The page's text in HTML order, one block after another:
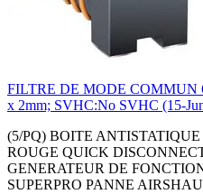
FILTRE DE MODE COMMUN
x 2mm; SVHC:No SVHC (15-
(5/PQ) BOITE ANTISTATIQUE JAUNE CD DE FORMATION HEADTORCH - LEADACID CONTACTOR 3PST-NO,240VAC,32A,DIN RAIL Continuity Tester 18C2273 THERMOMETRE INFRA-ROUGE QUICK DISCONNECT CABLE,M12,4POS,R/A AFFICH. A LED 4 CARACTERES 3.8MM ROUGE AFFICH. A LED4 CARACTERES 3.8MM VERT AMPLIFICATEUR LARGE BANDE GENERATEUR DE FONCTIONS TG550 GENERATEUR DE FONCTIONS TG1010 THERMOMETRE DIGITAL PANNE 1MM SUPERPRO PANNE 3.2MM SUPERPRO PANNE 4.8MM SUPERPRO PANNE AIRSHAUD SUPERPRO PANNE 1MM SUPERPRO PANNE 3.2MM SUPERPRO PANNE 4.8MM SUPERPRO PANNE SUPERPRO MANOMETRE 130 BARS FICHE FEMELLE 8P FICHE FEMELLE 14P EMBASE MALE 5P EMBASE MALE 8P CALIBRATOR,4-20MA EMBASE MALE 14P HANGING SCALE,50KG CALIBRATION WEIGHT,M1,2G CALIBRATION WEIGHT,M1,20G CAPUCHON SERIE CM CALIBRATION WEIGHT,M1,500G CALIBRATION WEIGHT,M1,1KG CALIBRATION WEIGHT,M1,2KG CALIBRATION WEIGHT,M1,5KG TRANSISTOR,PHOTO,NPN,930NM,T-1 3/4 EMBASE MALE 3P+T STATION DE REPARATION - PISTOLET PINCE TALON PISTOLET DE DESSOUDAGE CORDON DE DESSOUDAGE ENSEMBLE FILTRE ET PAPIER DE NETTOYAGE FER ANTISTATIQUE EPONGE EMBASE FEMELLE 2P+T EXTRACTEUR DE FUMEE 85M3/H EU/UK PANNE CONIQUE POINTUE 0.4MM PANNE BISEAU 30 DEG 5.2MM PANNE CONIQUE POINTUE 0.4MM PANNE BISEAU 30 DEG 0.8MM PANNE BISEAU 30 DEG 1.2MM PANNE CONIQUE POINTUE 30D 0.4MM PANNE BISEAU 60 DEG 0.4MM PANNE 0.25MM MICRO FINE PANNE CONIQUE POINTUE 0.4MM PANNE BISEAU 5.2MM PANNE CONIQUE POINTUE 0.4MM PANNE BISEAU 30 DEG 0.8MM PANNE BISEAU 30 DEG 2.4MM PANNE BISEAU 30 DEG 1.2MM PANNE CONIQUE POINTUE 30D0.4MM PANNE BISEAU 60 DEG 0.4MM PANNE 0.25MM